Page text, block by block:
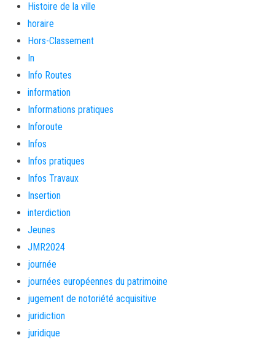
Histoire de la ville
horaire
Hors-Classement
In
Info Routes
information
Informations pratiques
Inforoute
Infos
Infos pratiques
Infos Travaux
Insertion
interdiction
Jeunes
JMR2024
journée
journées européennes du patrimoine
jugement de notoriété acquisitive
juridiction
juridique